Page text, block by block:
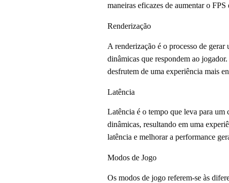
maneiras eficazes de aumentar o
Renderização
A renderização é o processo de
dinâmicas que respondem ao
desfrutem de uma experiência mais
Latência
Latência é o tempo que leva para um
dinâmicas, resultando em uma
latência e melhorar a performance
Modos de Jogo
Os modos de jogo referem-se às